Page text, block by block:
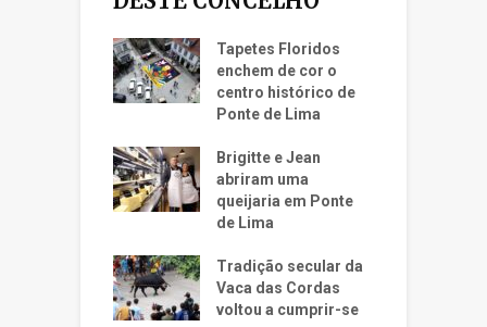
Tapetes Floridos
enchem de cor o
centro histórico de
Ponte de Lima
Brigitte e Jean
abriram uma
queijaria em Ponte
de Lima
Tradição secular da
Vaca das Cordas
voltou a cumprir-se